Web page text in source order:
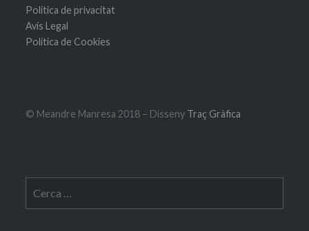
Política de privacitat
Avís Legal
Política de Cookies
© Meandre Manresa 2018 – Disseny Traç Gràfica